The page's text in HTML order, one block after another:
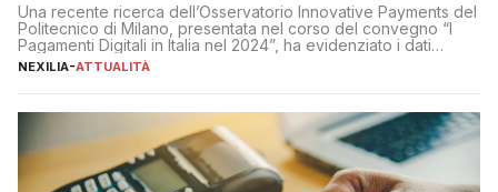
Una recente ricerca dell’Osservatorio Innovative Payments del
Politecnico di Milano, presentata nel corso del convegno “I
Pagamenti Digitali in Italia nel 2024”, ha evidenziato i dati
definitivi del primo semestre 2024 relativamente alle
NEXILIA-ATTUALITÀ